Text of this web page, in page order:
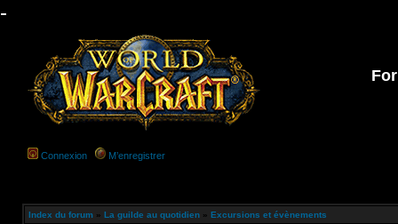
-
Connexion M’enregistrer
Index du forum » La guilde au quotidien » Excursions et évènements